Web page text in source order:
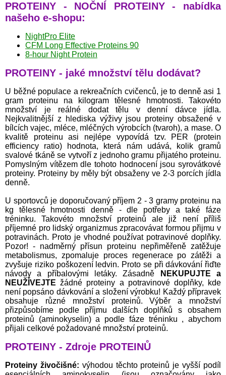
PROTEINY - NOČNÍ PROTEINY - nabídka
našeho e-shopu:
NightPro Elite
CFM Long Effective Proteins 90
8-hour Night Protein
PROTEINY - jaké množství tělu dodávat?
U běžné populace a rekreačních cvičenců, je to denně asi 1
gram proteinu na kilogram tělesné hmotnosti. Takovéto
množství je reálné dodat tělu v denní dávce jídla.
Nejkvalitnější z hlediska výživy jsou proteiny obsažené v
bílcích vajec, mléce, mléčných výrobcích (tvaroh), a mase. O
kvalitě proteinu asi nejlépe vypovídá tzv. PER (protein
efficiency ratio) hodnota, která nám udává, kolik gramů
svalové tkáně se vytvoří z jednoho gramu přijatého proteinu.
Pomyslným vítězem dle tohoto hodnocení jsou syrovátkové
proteiny. Proteiny by měly být obsaženy ve 2-3 porcích jídla
denně.
U sportovců je doporučovaný příjem 2 - 3 gramy proteinu na
kg tělesné hmotnosti denně - dle potřeby a také fáze
tréninku. Takovéto množství proteinů ale již není příliš
příjemné pro lidský organizmus zpracovávat formou přijmu v
potravinách. Proto je vhodné používat potravinové doplňky.
Pozor! - nadměrný přísun proteinu nepřiměřeně zatěžuje
metabolismus, zpomaluje proces regenerace po zátěži a
zvyšuje riziko poškození ledvin. Proto se při dávkování řiďte
návody a příbalovými letáky. Zásadně
NEKUPUJTE a
NEUŽÍVEJTE žádné proteiny a potravinové doplňky, kde
není popsáno dávkování a složení výrobku! Každý přípravek
obsahuje různé množství proteinů. Výběr a množství
přizpůsobíme podle příjmu dalších doplňků s obsahem
proteinů (aminokyselin) a podle fáze tréninku , abychom
přijali celkové požadované množství proteinů.
PROTEINY - Zdroje PROTEINŮ
Proteiny živočišné: výhodou těchto proteinů je vyšší podíl